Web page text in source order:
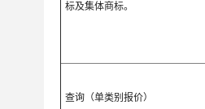
标及集体商标。
查询（单类别报价）